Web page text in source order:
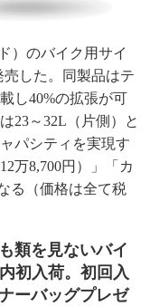
）のバイク用サイ
売した。同製品はテ
し40%の拡張が可
23～32L（片側）と
パシティを実現す
万8,700円）」「カ
る（価格は全て税
類を見ないバイ
初入荷。初回入
ーバッグプレゼ